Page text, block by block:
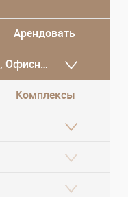
Арендовать
Офисный особняк
Комплексы